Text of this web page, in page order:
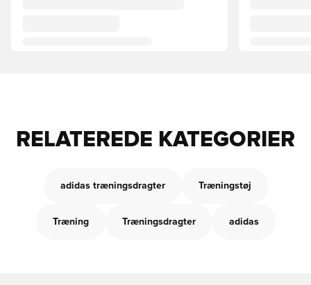
RELATEREDE KATEGORIER
adidas træningsdragter Træningstøj
Træning Træningsdragter adidas